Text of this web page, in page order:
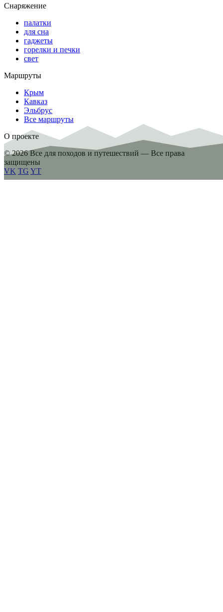
Снаряжение
палатки
для сна
гаджеты
горелки и печки
свет
Маршруты
Крым
Кавказ
Эльбрус
Все маршруты
О проекте
© 2026 Все для походов и путешествий — Все права
защищены
VK TG YT